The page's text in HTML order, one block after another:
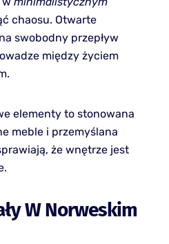
chaosu. Otwarte
swobodny przepływ
między życiem
elementy to stonowana
meble i przemyślana
że wnętrze jest
W Norweskim